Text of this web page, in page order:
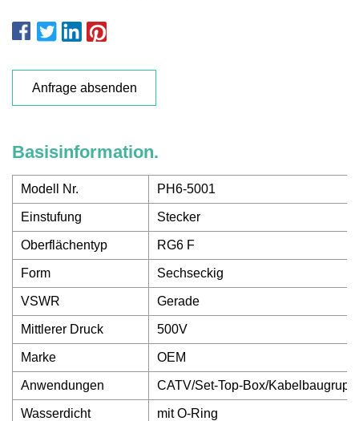
Anfrage absenden
Basisinformation.
Modell Nr. PH6-5001
Einstufung Stecker
Oberflächentyp RG6 F
Form Sechseckig
VSWR Gerade
Mittlerer Druck 500V
Marke OEM
Anwendungen CATV/Set-Top-Box/
Wasserdicht mit O-Ring